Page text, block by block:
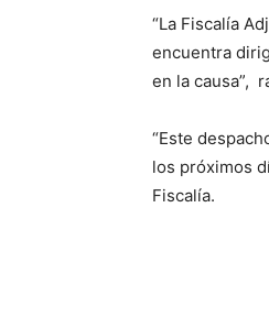
“La Fiscalía
encuentra
en la causa”,
“Este
los próximos
Fiscalía.